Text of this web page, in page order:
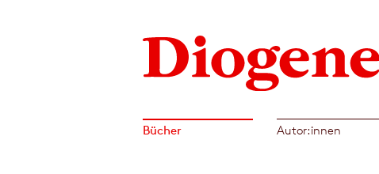
Bücher Autor:innen